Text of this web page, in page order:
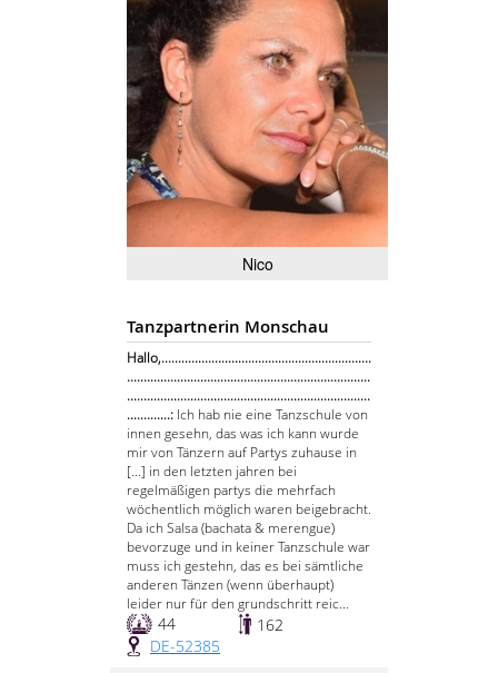
Nico
Tanzpartnerin Monschau
Hallo,...............................................................
.........................................................................
.........................................................................
.............: Ich hab nie eine Tanzschule von
innen gesehn, das was ich kann wurde
mir von Tänzern auf Partys zuhause in
[...] in den letzten jahren bei
regelmäßigen partys die mehrfach
wöchentlich möglich waren beigebracht.
Da ich Salsa (bachata & merengue)
bevorzuge und in keiner Tanzschule war
muss ich gestehn, das es bei sämtliche
anderen Tänzen (wenn überhaupt)
leider nur für den grundschritt reic...
44
162
DE-52385